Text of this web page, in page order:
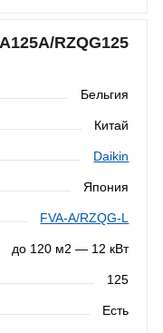
RZQG125
Бельгия
Китай
Daikin
Япония
FVA-A/RZQG-L
до 120 м2 — 12 кВт
125
Есть